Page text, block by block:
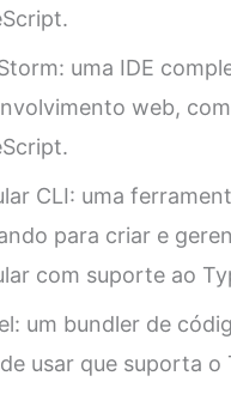
uma IDE
web,
CLI: uma
para criar e
com suporte ao
um bundler de
usar que suporta o